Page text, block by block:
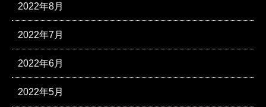
2022年8月
2022年7月
2022年6月
2022年5月